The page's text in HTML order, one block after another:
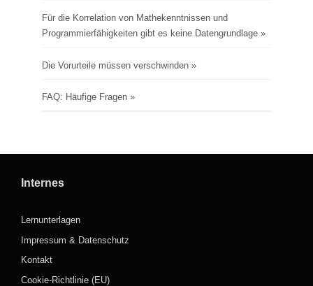
Für die Korrelation von Mathekenntnissen und
Programmierfähigkeiten gibt es keine Datengrundlage
Die Vorurteile müssen verschwinden
FAQ: Häufige Fragen
Internes
Lernunterlagen
Impressum & Datenschutz
Kontakt
Cookie-Richtlinie (EU)